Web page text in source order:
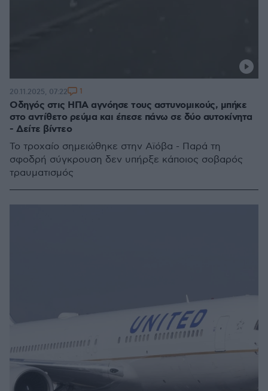
Οδηγός στις ΗΠΑ αγνόησε τους αστυνομικούς, μπήκε
στο αντίθετο ρεύμα και έπεσε πάνω σε δύο αυτοκίνητα
- Δείτε βίντεο
Το τροχαίο σημειώθηκε στην Αϊόβα - Παρά τη
σφοδρή σύγκρουση δεν υπήρξε κάποιος σοβαρός
τραυματισμός
20.11.2025, 07:22 1